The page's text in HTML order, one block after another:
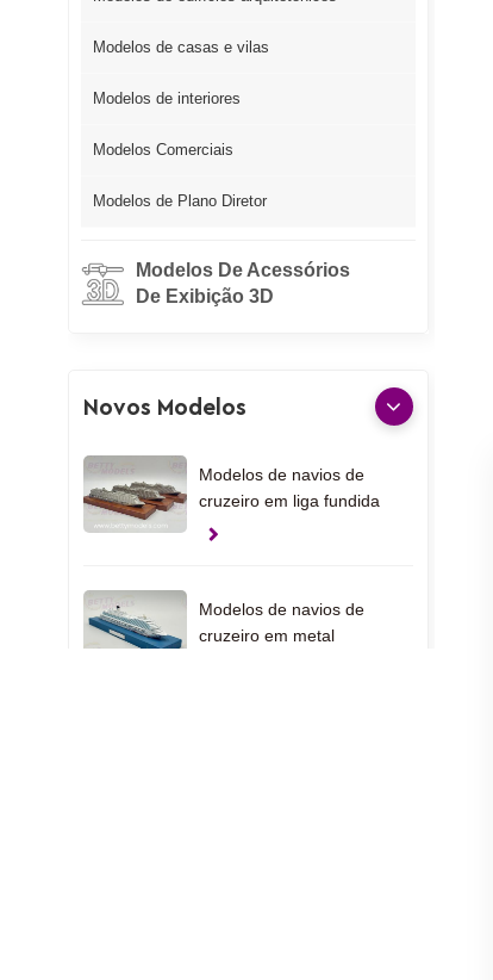
Modelos de casas e vilas
Modelos de interiores
Modelos Comerciais
Modelos de Plano Diretor
Modelos De Acessórios
De Exibição 3D
Novos Modelos
Modelos de navios de
cruzeiro em liga fundida
Modelos de navios de
cruzeiro em metal